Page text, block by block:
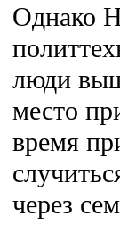
Однако
люди
место
время
через